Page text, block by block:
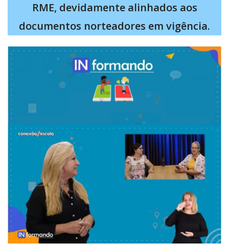
RME, devidamente alinhados aos
documentos norteadores em vigência.